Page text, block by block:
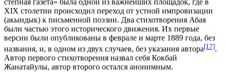
степная газета» была одной из важнейших площадок, где в
XIX столетии происходил переход от устной импровизации
(акындык) к письменной поэзии. Два стихотворения Абая
были частью этого исторического движения. Их первые
версии были опубликованы в феврале и марте 1889 года, без
названия, и, в одном из двух случаев, без указания автора[17].
Автор первого стихотворения назвал себя Кокбай
Жанатайулы, автор второго остался анонимным.